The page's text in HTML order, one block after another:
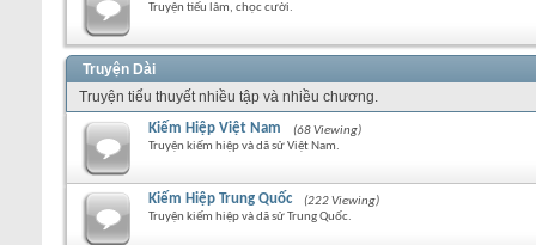
Truyện tiếu lâm, chọc cười.
Truyện Dài
Truyện tiểu thuyết nhiều tập và nhiều chương.
Kiếm Hiệp Việt Nam
(68 Viewing)
Truyện kiếm hiệp và dã sử Việt Nam.
Kiếm Hiệp Trung Quốc
(222 Viewing)
Truyện kiếm hiệp và dã sử Trung Quốc.